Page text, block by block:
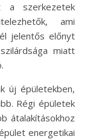
a szerkezetek
ami
jelentős előnyt
miatt
új épületekben,
Régi épületek
átalakításokhoz
energetikai